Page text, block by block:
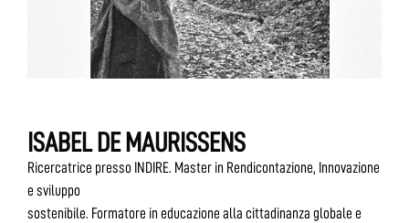
ISABEL DE MAURISSENS
Ricercatrice presso INDIRE. Master in Rendicontazione, Innovazione
e sviluppo
sostenibile. Formatore in educazione alla cittadinanza globale e